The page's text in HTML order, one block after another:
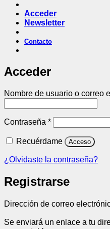
Acceder
Newsletter
Contacto
Acceder
Nombre de usuario o correo
Contraseña *Obligatorio
Recuérdame Acceso
¿Olvidaste la contraseña?
Registrarse
Dirección de correo
Se enviará un enlace a tu